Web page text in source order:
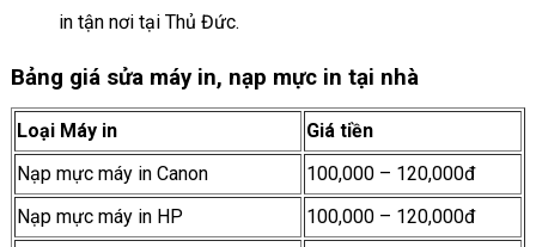
in tận nơi tại Thủ Đức.
Bảng giá sửa máy in, nạp mực in tại nhà
Loại Máy in
Giá tiền
Nạp mực máy in Canon
100,000 – 120,000đ
Nạp mực máy in HP
100,000 – 120,000đ